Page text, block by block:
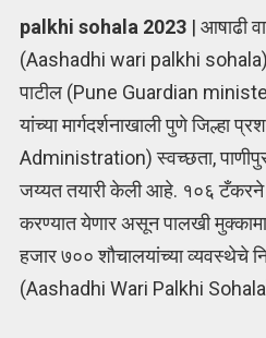
palkhi sohala 2023| आषाढी
(Aashadhi wari palkhi sohala)
पाटील (Pune Guardian
यांच्या मार्गदर्शनाखाली पुणे जिल्हा
Administration) स्वच्छता,
जय्यत तयारी केली आहे. १०६ टँकरने
करण्यात येणार असून पालखी
हजार ७०० शौचालयांच्या
(Aashadhi Wari Palkhi